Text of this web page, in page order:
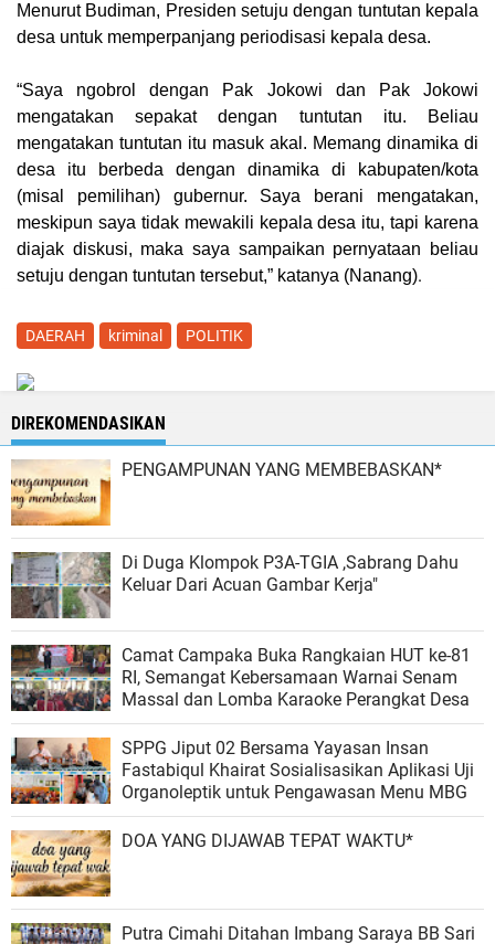
Menurut Budiman, Presiden setuju dengan tuntutan kepala
desa untuk memperpanjang periodisasi kepala desa.
“Saya ngobrol dengan Pak Jokowi dan Pak Jokowi
mengatakan sepakat dengan tuntutan itu. Beliau
mengatakan tuntutan itu masuk akal. Memang dinamika di
desa itu berbeda dengan dinamika di kabupaten/kota
(misal pemilihan) gubernur. Saya berani mengatakan,
meskipun saya tidak mewakili kepala desa itu, tapi karena
diajak diskusi, maka saya sampaikan pernyataan beliau
setuju dengan tuntutan tersebut,” katanya (Nanang).
DAERAH kriminal POLITIK
DIREKOMENDASIKAN
PENGAMPUNAN YANG MEMBEBASKAN*
Di Duga Klompok P3A-TGIA ,Sabrang Dahu
Keluar Dari Acuan Gambar Kerja"
Camat Campaka Buka Rangkaian HUT ke-81
RI, Semangat Kebersamaan Warnai Senam
Massal dan Lomba Karaoke Perangkat Desa
SPPG Jiput 02 Bersama Yayasan Insan
Fastabiqul Khairat Sosialisasikan Aplikasi Uji
Organoleptik untuk Pengawasan Menu MBG
DOA YANG DIJAWAB TEPAT WAKTU*
Putra Cimahi Ditahan Imbang Saraya BB Sari